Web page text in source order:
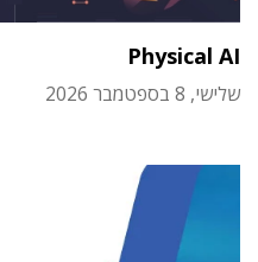
Physical AI
שלישי, 8 בספטמבר 2026